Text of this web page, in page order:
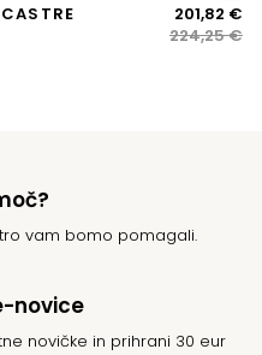
224,25€
201,82 €
vam bomo pomagali.
novice
novičke in prihrani 30 eur